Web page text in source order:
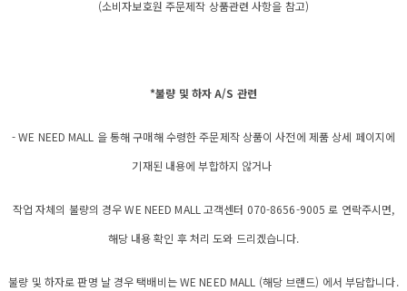
(소비자보호원 주문제작 상품관련 사항을 참고)
*불량 및 하자 A/S 관련
- WE NEED MALL 을 통해 구매해 수령한 주문제작 상품이 사전에 제품 상세 페이지에
기재된 내용에 부합하지 않거나
작업 자체의 불량의 경우 WE NEED MALL 고객센터 070-8656-9005 로 연락주시면,
해당 내용 확인 후 처리 도와 드리겠습니다.
불량 및 하자로 판명 날 경우 택배비는 WE NEED MALL (해당 브랜드) 에서 부담합니다.